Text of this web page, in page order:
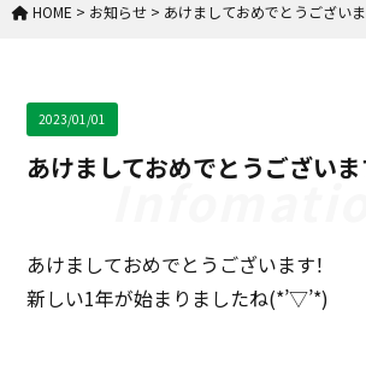
HOME > お知らせ > あけましておめでとうござい
2023/01/01
あけましておめでとうござい
あけましておめでとうございます！
新しい1年が始まりましたね(*’▽’*)